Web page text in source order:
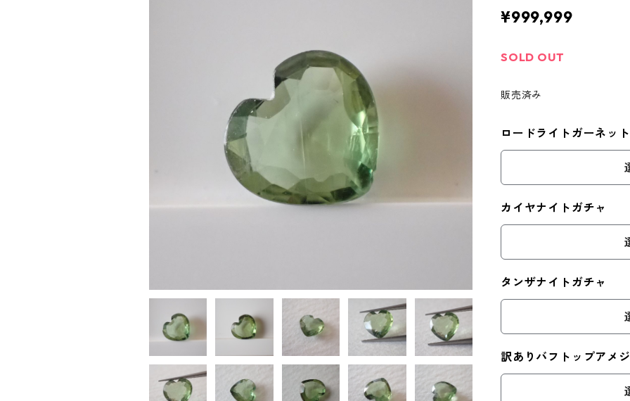
¥999,999
SOLD OUT
販売済み
ロードライトガーネッ
カイヤナイトガチャ
タンザナイトガチャ
訳ありバフトップアメ